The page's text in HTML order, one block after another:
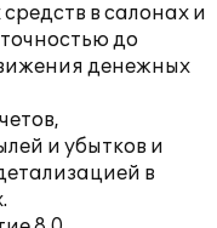
в салонах и
до
денежных
и убытков и
в